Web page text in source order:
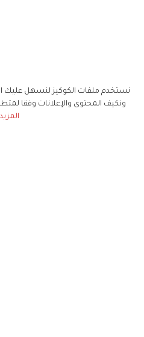
نستخدم ملفات الكوكيز لنسهل عليك
ونكيف المحتوى والإعلانات وفقا
المزيد